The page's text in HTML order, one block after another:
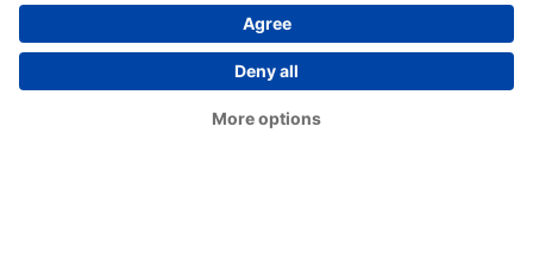
Balemartine Tiree (TRE)
Wick Airport (WIC)